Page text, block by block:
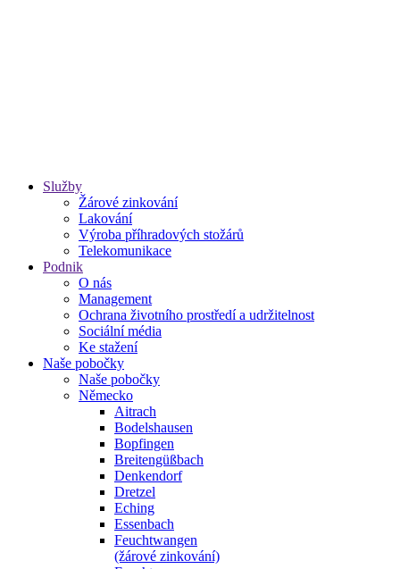
Služby
Žárové zinkování
Lakování
Výroba příhradových stožárů
Telekomunikace
Podnik
O nás
Management
Ochrana životního prostředí a udržitelnost
Sociální média
Ke stažení
Naše pobočky
Naše pobočky
Německo
Aitrach
Bodelshausen
Bopfingen
Breitengüßbach
Denkendorf
Dretzel
Eching
Essenbach
Feuchtwangen
(žárové zinkování)